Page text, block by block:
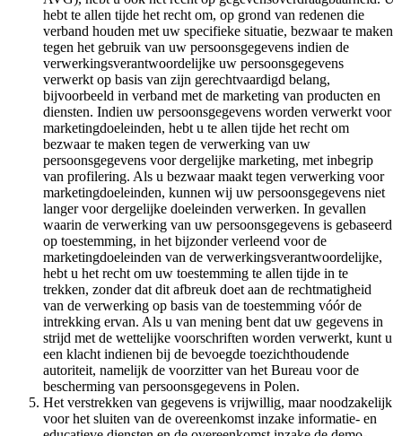
hebt te allen tijde het recht om, op grond van redenen die
verband houden met uw specifieke situatie, bezwaar te maken
tegen het gebruik van uw persoonsgegevens indien de
verwerkingsverantwoordelijke uw persoonsgegevens
verwerkt op basis van zijn gerechtvaardigd belang,
bijvoorbeeld in verband met de marketing van producten en
diensten. Indien uw persoonsgegevens worden verwerkt voor
marketingdoeleinden, hebt u te allen tijde het recht om
bezwaar te maken tegen de verwerking van uw
persoonsgegevens voor dergelijke marketing, met inbegrip
van profilering. Als u bezwaar maakt tegen verwerking voor
marketingdoeleinden, kunnen wij uw persoonsgegevens niet
langer voor dergelijke doeleinden verwerken. In gevallen
waarin de verwerking van uw persoonsgegevens is gebaseerd
op toestemming, in het bijzonder verleend voor de
marketingdoeleinden van de verwerkingsverantwoordelijke,
hebt u het recht om uw toestemming te allen tijde in te
trekken, zonder dat dit afbreuk doet aan de rechtmatigheid
van de verwerking op basis van de toestemming vóór de
intrekking ervan. Als u van mening bent dat uw gegevens in
strijd met de wettelijke voorschriften worden verwerkt, kunt u
een klacht indienen bij de bevoegde toezichthoudende
autoriteit, namelijk de voorzitter van het Bureau voor de
bescherming van persoonsgegevens in Polen.
Het verstrekken van gegevens is vrijwillig, maar noodzakelijk
voor het sluiten van de overeenkomst inzake informatie- en